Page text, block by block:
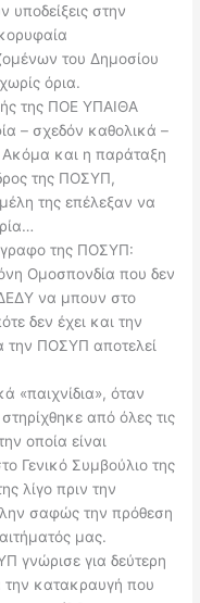
στην
του Δημοσίου
όρια.
της ΠΟΕ ΥΠΑΙΘΑ
– σχεδόν καθολικά –
Ακόμα και η παράταξη
της ΠΟΣΥΠ,
της επέλεξαν να
της ΠΟΣΥΠ:
Ομοσπονδία που δεν
να μπουν στο
δεν έχει και την
την ΠΟΣΥΠ αποτελεί
«παιχνίδια», όταν
από όλες τις
οποία είναι
Γενικό Συμβούλιο της
λίγο πριν την
σαφώς την πρόθεση
μας.
γνώρισε για δεύτερη
την κατακραυγή που